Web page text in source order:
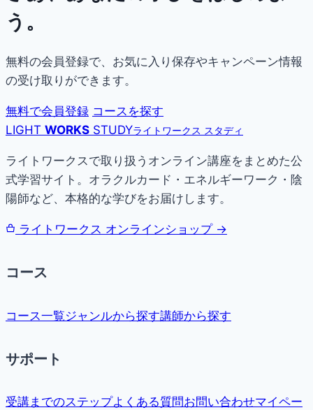
う。
無料の会員登録で、お気に入り保存やキャンペーン情報
の受け取りができます。
無料で会員登録 コースを探す
LIGHT WORKS STUDYライトワークス スタディ
ライトワークスで取り扱うオンライン講座をまとめた公
式学習サイト。オラクルカード・エネルギーワーク・陰
陽師など、本格的な学びをお届けします。
ライトワークス オンラインショップ →
コース
コース一覧ジャンルから探す講師から探す
サポート
受講までのステップよくある質問お問い合わせマイペー